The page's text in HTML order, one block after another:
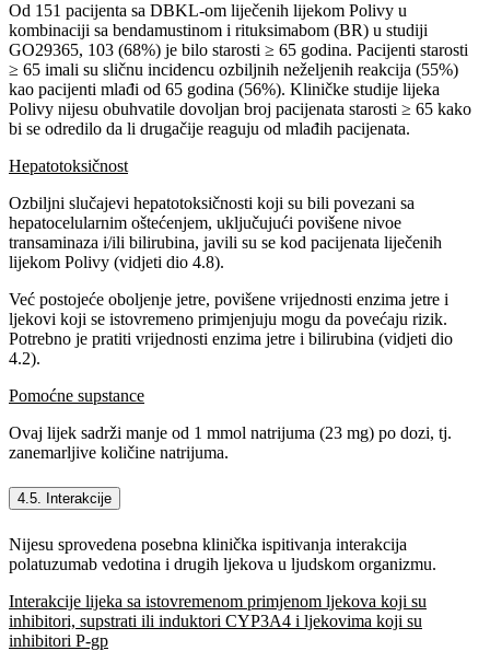
Od 151 pacijenta sa DBKL-om liječenih lijekom Polivy u
kombinaciji sa bendamustinom i rituksimabom (BR) u studiji
GO29365, 103 (68%) je bilo starosti ≥ 65 godina. Pacijenti starosti
≥ 65 imali su sličnu incidencu ozbiljnih neželjenih reakcija (55%)
kao pacijenti mlađi od 65 godina (56%). Kliničke studije lijeka
Polivy nijesu obuhvatile dovoljan broj pacijenata starosti ≥ 65 kako
bi se odredilo da li drugačije reaguju od mlađih pacijenata.
Hepatotoksičnost
Ozbiljni slučajevi hepatotoksičnosti koji su bili povezani sa
hepatocelularnim oštećenjem, uključujući povišene nivoe
transaminaza i/ili bilirubina, javili su se kod pacijenata liječenih
lijekom Polivy (vidjeti dio 4.8).
Već postojeće oboljenje jetre, povišene vrijednosti enzima jetre i
ljekovi koji se istovremeno primjenjuju mogu da povećaju rizik.
Potrebno je pratiti vrijednosti enzima jetre i bilirubina (vidjeti dio
4.2).
Pomoćne supstance
Ovaj lijek sadrži manje od 1 mmol natrijuma (23 mg) po dozi, tj.
zanemarljive količine natrijuma.
4.5. Interakcije
Nijesu sprovedena posebna klinička ispitivanja interakcija
polatuzumab vedotina i drugih ljekova u ljudskom organizmu.
Interakcije lijeka sa istovremenom primjenom ljekova koji su
inhibitori, supstrati ili induktori CYP3A4 i ljekovima koji su
inhibitori P-gp